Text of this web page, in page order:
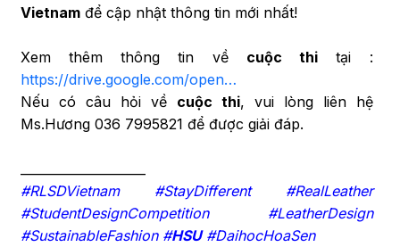
Vietnamđể cập nhật thông tin mới nhất!
Xem thêm thông tin về cuộc thi tại :
https://drive.google.com/open…
Nếu có câu hỏi về cuộc thi, vui lòng liên hệ
Ms.Hương 036 7995821 để được giải đáp.
#RLSDVietnam #StayDifferent #RealLeather
#StudentDesignCompetition #LeatherDesign
#SustainableFashion #HSU#DaihocHoaSen